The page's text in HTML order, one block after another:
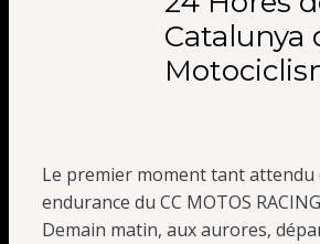
Catalunya
Le premier moment tant
endurance du CC MOTOS
Demain matin, aux aurores,